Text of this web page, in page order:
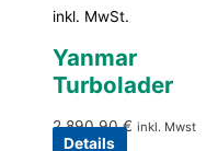
inkl. MwSt.
Yanmar
Turbolader
2.890,90€ inkl. Mwst
Details